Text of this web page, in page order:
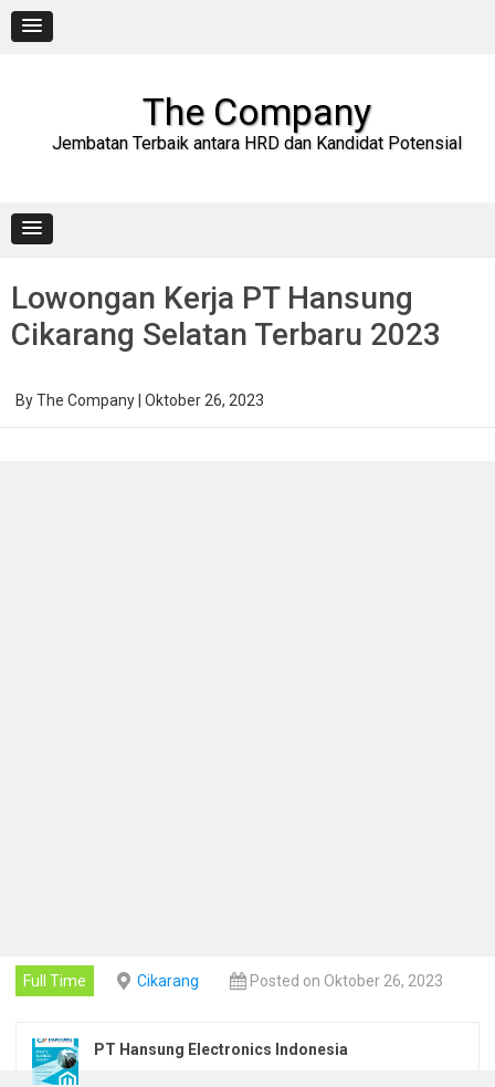
content
The Company
Jembatan Terbaik antara HRD dan Kandidat Potensial
Lowongan Kerja PT Hansung
Cikarang Selatan Terbaru 2023
ByThe Company Oktober 26, 2023
Full Time Cikarang Posted on Oktober 26, 2023
PT Hansung Electronics Indonesia